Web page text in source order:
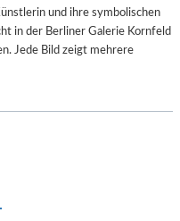
und ihre symbolischen
in der Berliner Galerie Kornfeld
Jede Bild zeigt mehrere